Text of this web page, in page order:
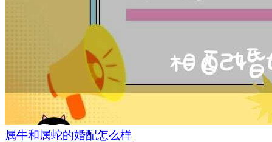
属牛和属蛇的婚配怎么样